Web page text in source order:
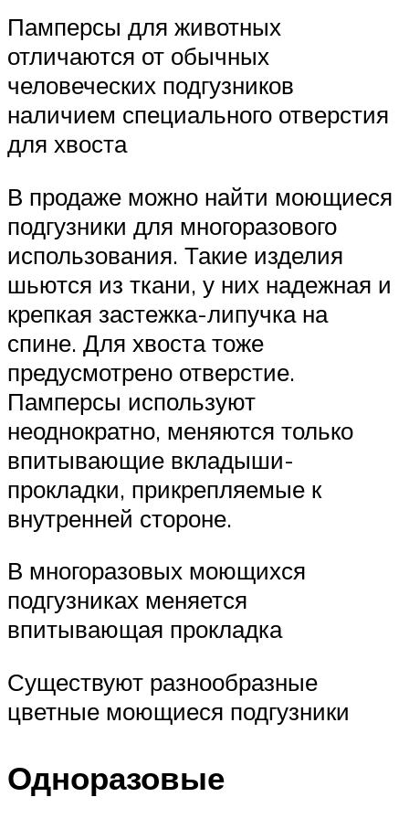
Памперсы для животных
отличаются от обычных
человеческих подгузников
наличием специального отверстия
для хвоста
В продаже можно найти моющиеся
подгузники для многоразового
использования. Такие изделия
шьются из ткани, у них надежная и
крепкая застежка-липучка на
спине. Для хвоста тоже
предусмотрено отверстие.
Памперсы используют
неоднократно, меняются только
впитывающие вкладыши-
прокладки, прикрепляемые к
внутренней стороне.
В многоразовых моющихся
подгузниках меняется
впитывающая прокладка
Существуют разнообразные
цветные моющиеся подгузники
Одноразовые